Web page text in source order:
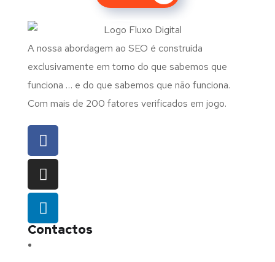
A nossa abordagem ao SEO é construída
exclusivamente em torno do que sabemos que
funciona … e do que sabemos que não funciona.
Com mais de 200 fatores verificados em jogo.
Contactos